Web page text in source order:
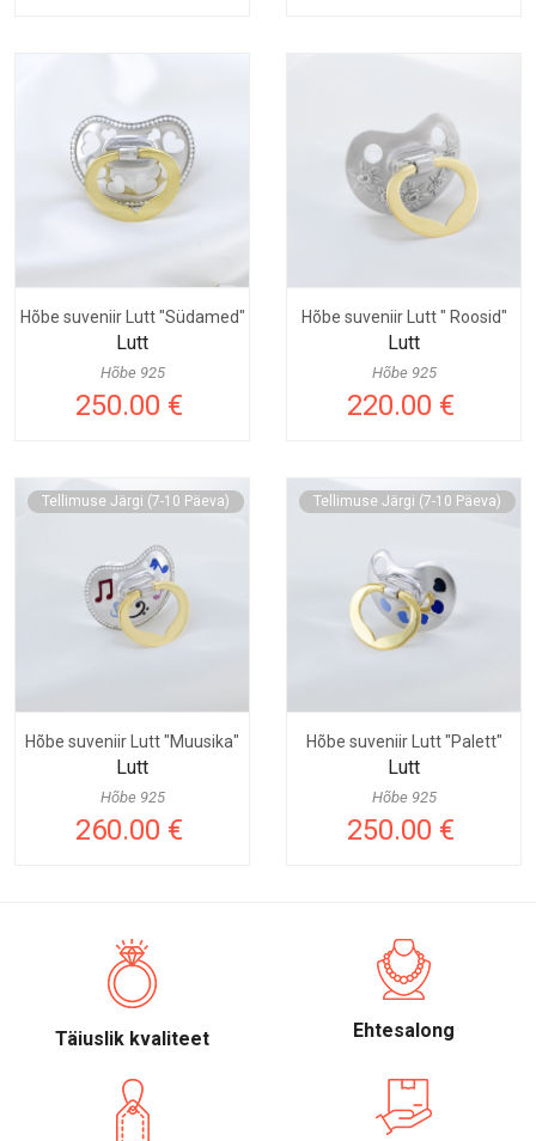
Hõbe suveniir Lutt "Südamed"
Lutt
Hõbe 925
250.00 €
Hõbe suveniir Lutt " Roosid"
Lutt
Hõbe 925
220.00 €
Tellimuse Järgi (7-10 Päeva)
Hõbe suveniir Lutt "Muusika"
Lutt
Hõbe 925
260.00 €
Tellimuse Järgi (7-10 Päeva)
Hõbe suveniir Lutt "Palett"
Lutt
Hõbe 925
250.00 €
Täiuslik kvaliteet Ehtesalong